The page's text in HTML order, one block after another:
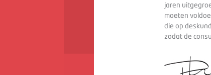
jaren
moeten
die op
zodat de